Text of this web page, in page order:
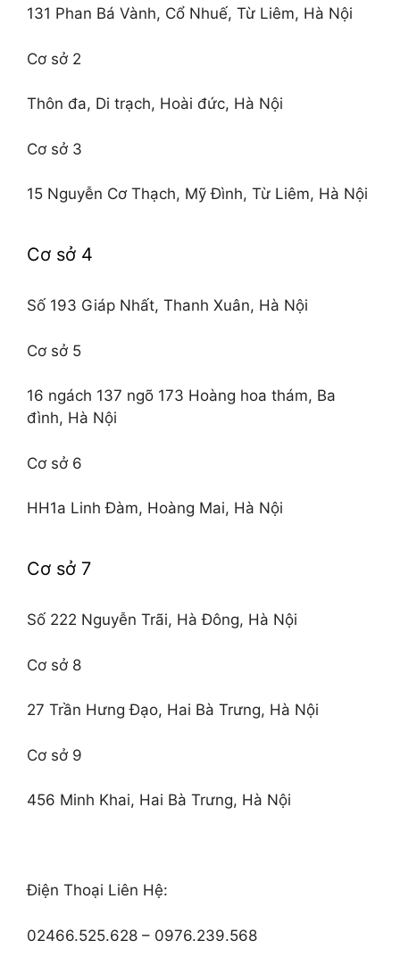
131 Phan Bá Vành, Cổ Nhuế, Từ Liêm, Hà Nội
Cơ sở 2
Thôn đa, Di trạch, Hoài đức, Hà Nội
Cơ sở 3
15 Nguyễn Cơ Thạch, Mỹ Đình, Từ Liêm, Hà Nội
Cơ sở 4
Số 193 Giáp Nhất, Thanh Xuân, Hà Nội
Cơ sở 5
16 ngách 137 ngõ 173 Hoàng hoa thám, Ba
đình, Hà Nội
Cơ sở 6
HH1a Linh Đàm, Hoàng Mai, Hà Nội
Cơ sở 7
Số 222 Nguyễn Trãi, Hà Đông, Hà Nội
Cơ sở 8
27 Trần Hưng Đạo, Hai Bà Trưng, Hà Nội
Cơ sở 9
456 Minh Khai, Hai Bà Trưng, Hà Nội
Điện Thoại Liên Hệ:
02466.525.628 – 0976.239.568